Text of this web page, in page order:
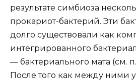
результате симбиоза
прокариот-бактерий. Эти
долго существовали как
интегрированного
— бактериального мата (см. п.
После того как между ними